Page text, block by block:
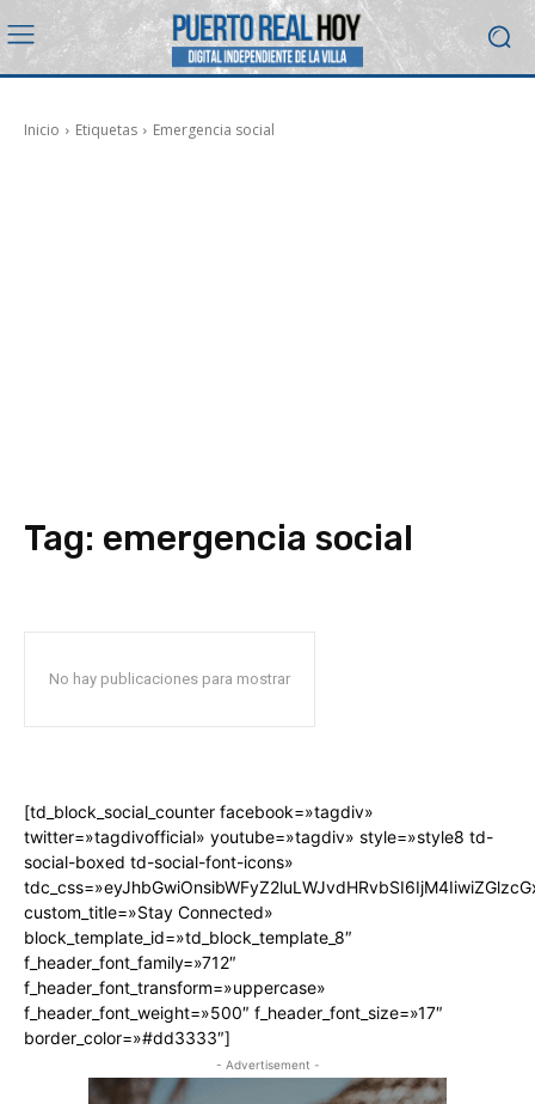
Inicio Etiquetas Emergencia social
Tag: emergencia social
No hay publicaciones para mostrar
[td_block_social_counter facebook=»tagdiv»
twitter=»tagdivofficial» youtube=»tagdiv» style=»style8 td-
social-boxed td-social-font-icons»
custom_title=»Stay Connected»
block_template_id=»td_block_template_8″
f_header_font_family=»712″
f_header_font_transform=»uppercase»
f_header_font_weight=»500″ f_header_font_size=»17″
border_color=»#dd3333″]
- Advertisement -